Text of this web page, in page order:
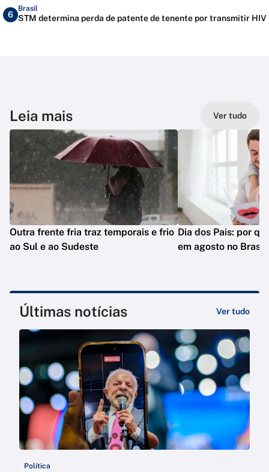
6
Brasil
STM determina perda de patente de tenente por transmitir HIV
Leia mais Ver tudo
Outra frente fria traz temporais e frio
ao Sul e ao Sudeste
Dia dos Pais: por
em agosto no
Últimas notícias Ver tudo
Política